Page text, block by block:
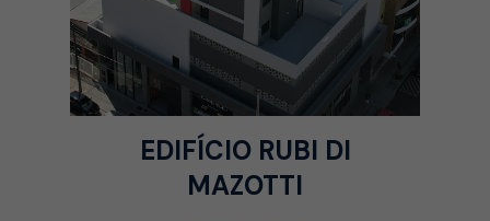
EDIFÍCIO RUBI DI
MAZOTTI